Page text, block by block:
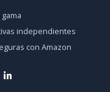
independientes
con Amazon